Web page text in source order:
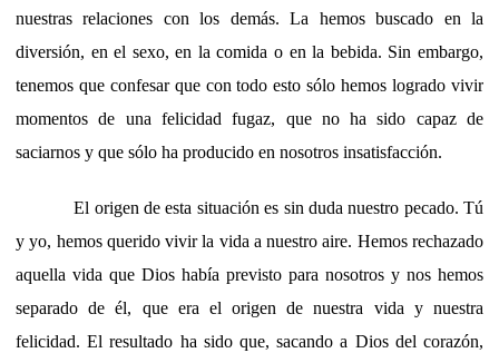
nuestras relaciones con los demás. La hemos buscado en la
diversión, en el sexo, en la comida o en la bebida. Sin embargo,
tenemos que confesar que con todo esto sólo hemos logrado vivir
momentos de una felicidad fugaz, que no ha sido capaz de
saciarnos y que sólo ha producido en nosotros insatisfacción.
El origen de esta situación es sin duda nuestro pecado. Tú
y yo, hemos querido vivir la vida a nuestro aire. Hemos rechazado
aquella vida que Dios había previsto para nosotros y nos hemos
separado de él, que era el origen de nuestra vida y nuestra
felicidad. El resultado ha sido que, sacando a Dios del corazón,